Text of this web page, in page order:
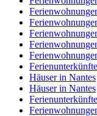
Häuser in Nantes
Häuser in Nantes